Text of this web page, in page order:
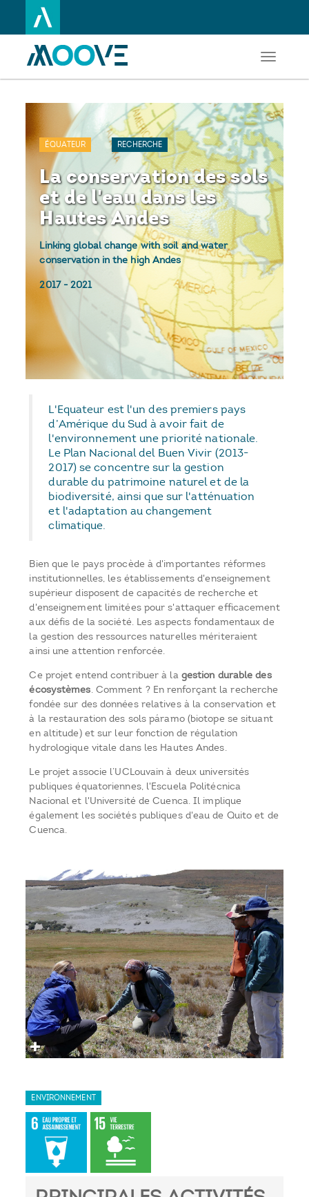
au
principal
Toggle
ÉQUATEUR RECHERCHE
La conservation des sols
et de l'eau dans les
Hautes Andes
Linking global change with soil and water
conservation in the high Andes
2017-2021
L'Equateur est l'un des premiers pays
d’Amérique du Sud à avoir fait de
l'environnement une priorité nationale.
Le Plan Nacional del Buen Vivir (2013-
2017) se concentre sur la gestion
durable du patrimoine naturel et de la
biodiversité, ainsi que sur l'atténuation
et l'adaptation au changement
climatique.
Bien que le pays procède à d'importantes réformes
institutionnelles, les établissements d'enseignement
supérieur disposent de capacités de recherche et
d'enseignement limitées pour s'attaquer efficacement
aux défis de la société. Les aspects fondamentaux de
la gestion des ressources naturelles mériteraient
ainsi une attention renforcée.
Ce projet entend contribuer à la gestion durable des
écosystèmes. Comment ? En renforçant la recherche
fondée sur des données relatives à la conservation et
à la restauration des sols páramo (biotope se situant
en altitude) et sur leur fonction de régulation
hydrologique vitale dans les Hautes Andes.
Le projet associe l’UCLouvain à deux universités
publiques équatoriennes, l'Escuela Politécnica
Nacional et l'Université de Cuenca. Il implique
également les sociétés publiques d'eau de Quito et de
Cuenca.
ENVIRONNEMENT